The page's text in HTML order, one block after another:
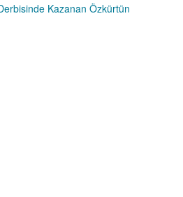
Kazanan Özkürtün